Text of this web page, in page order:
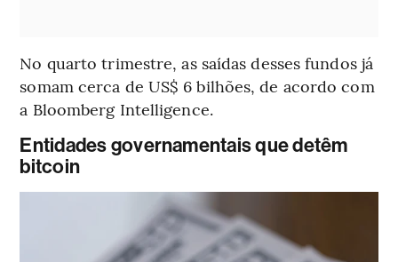
No quarto trimestre, as saídas desses fundos já
somam cerca de US$ 6 bilhões, de acordo com
a Bloomberg Intelligence.
Entidades governamentais que detêm
bitcoin